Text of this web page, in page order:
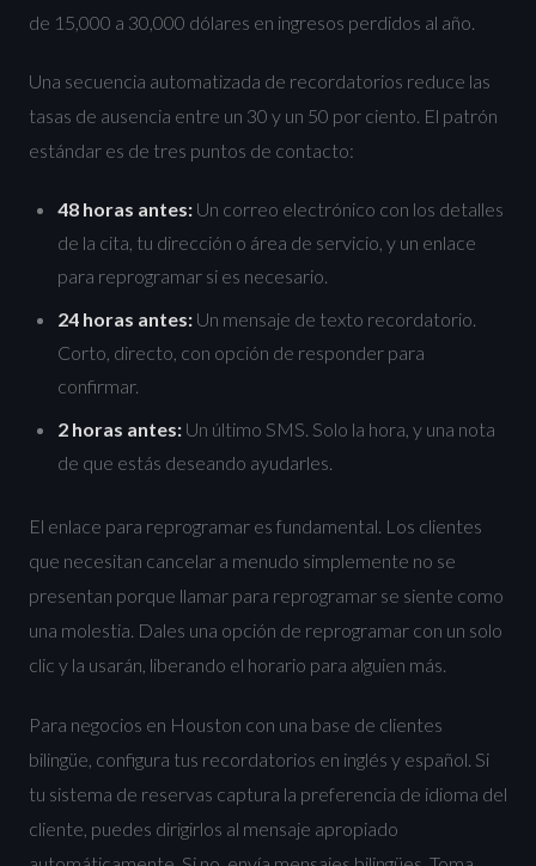
de 15,000 a 30,000 dólares en ingresos perdidos al año.
Una secuencia automatizada de recordatorios reduce las
tasas de ausencia entre un 30 y un 50 por ciento. El patrón
estándar es de tres puntos de contacto:
48 horas antes: Un correo electrónico con los detalles
de la cita, tu dirección o área de servicio, y un enlace
para reprogramar si es necesario.
24 horas antes: Un mensaje de texto recordatorio.
Corto, directo, con opción de responder para
confirmar.
2 horas antes: Un último SMS. Solo la hora, y una nota
de que estás deseando ayudarles.
El enlace para reprogramar es fundamental. Los clientes
que necesitan cancelar a menudo simplemente no se
presentan porque llamar para reprogramar se siente como
una molestia. Dales una opción de reprogramar con un solo
clic y la usarán, liberando el horario para alguien más.
Para negocios en Houston con una base de clientes
bilingüe, configura tus recordatorios en inglés y español. Si
tu sistema de reservas captura la preferencia de idioma del
cliente, puedes dirigirlos al mensaje apropiado